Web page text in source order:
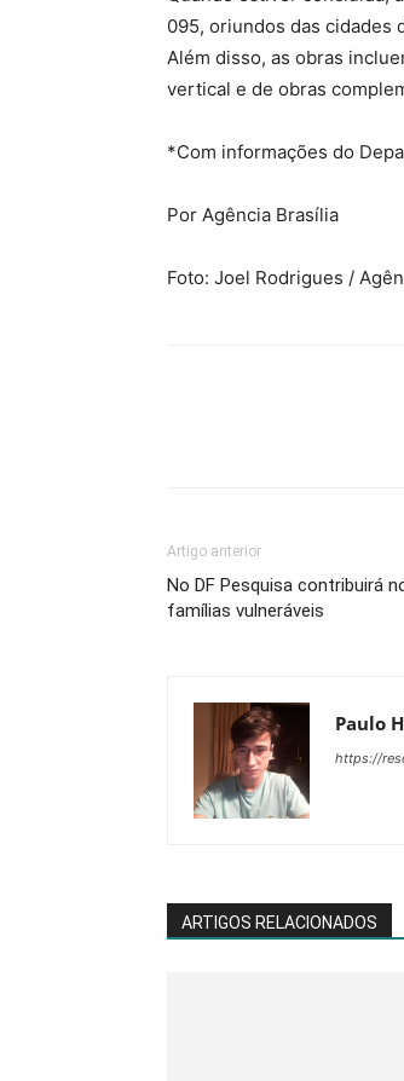
095, oriundos das cidades
Além disso, as obras
vertical e de obras
*Com informações do
Por Agência Brasília
Foto: Joel Rodrigues /
Artigo anterior
No DF Pesquisa contribuirá
famílias vulneráveis
Paulo
https://
ARTIGOS RELACIONADOS